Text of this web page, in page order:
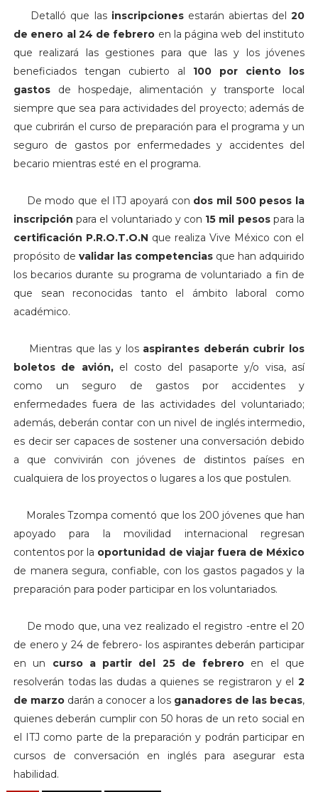
Detalló que lasinscripciones estarán abiertas del20
de enero al 24 de febrero en la página web del instituto
que realizará las gestiones para que las y los jóvenes
beneficiados tengan cubierto al 100 por ciento los
gastos de hospedaje, alimentación y transporte local
siempre que sea para actividades del proyecto; además de
que cubrirán el curso de preparación para el programa y un
seguro de gastos por enfermedades y accidentes del
becario mientras esté en el programa.
De modo que el ITJ apoyará con dos mil 500 pesos la
inscripción para el voluntariado y con 15 mil pesospara la
certificación P.R.O.T.O.N que realiza Vive México con el
propósito de validar las competencias que han adquirido
los becarios durante su programa de voluntariado a fin de
que sean reconocidas tanto el ámbito laboral como
académico.
Mientras que las y los aspirantes deberán cubrir los
boletos de avión,el costo del pasaporte y/o visa, así
como un seguro de gastos por accidentes y
enfermedades fuera de las actividades del voluntariado;
además, deberán contar con un nivel de inglés intermedio,
es decir ser capaces de sostener una conversación debido
a que convivirán con jóvenes de distintos países en
cualquiera de los proyectos o lugares a los que postulen.
Morales Tzompa comentó que los 200 jóvenes que han
apoyado para la movilidad internacional regresan
contentos por la oportunidad de viajar fuera de México
de manera segura, confiable, con los gastos pagados y la
preparación para poder participar en los voluntariados.
De modo que, una vez realizado el registro -entre el 20
de enero y 24 de febrero- los aspirantes deberán participar
en un curso a partir del 25 de febrero en el que
resolverán todas las dudas a quienes se registraron y el 2
de marzodarán a conocer a los ganadores de las becas,
quienes deberán cumplir con 50 horas de un reto social en
el ITJ como parte de la preparación y podrán participar en
cursos de conversación en inglés para asegurar esta
habilidad.